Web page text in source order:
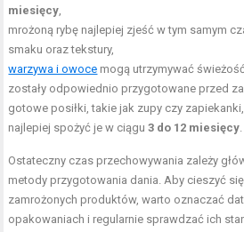
miesięcy
mrożoną rybę najlepiej zjeść w tym samym
smaku oraz tekstury,
warzywa i owoce mogą utrzymywać
zostały odpowiednio przygotowane przed
gotowe posiłki, takie jak zupy czy
najlepiej spożyć je w ciągu3 do 12 miesięcy
Ostateczny czas przechowywania zależy
metody przygotowania dania. Aby cieszyć się
zamrożonych produktów, warto oznaczać
opakowaniach i regularnie sprawdzać ich